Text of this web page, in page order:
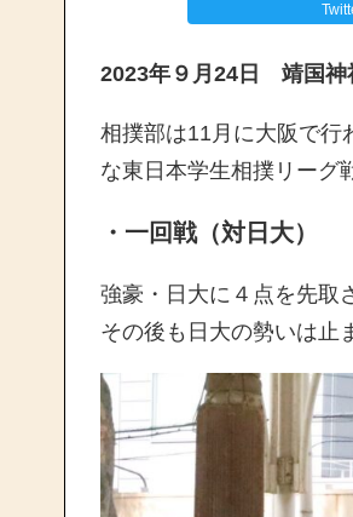
2023年９月24日 靖国神
相撲部は11月に大阪で行
な東日本学生相撲リーグ
・一回戦（対日大）
強豪・日大に４点を先取
その後も日大の勢いは止